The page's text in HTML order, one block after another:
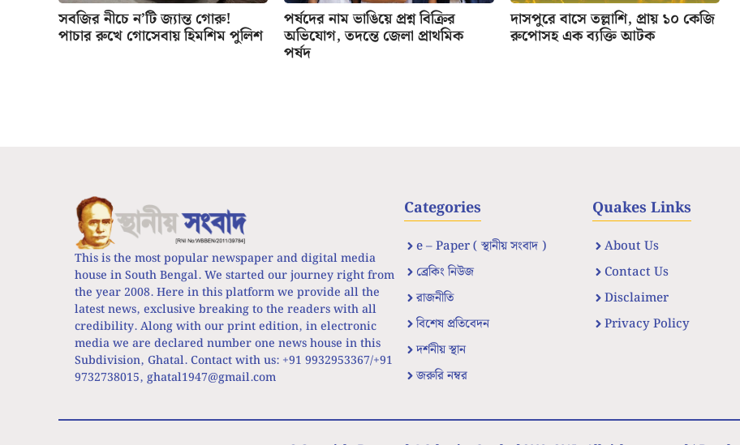
সবজির নীচে ন’টি জ্যান্ত গোরু!
পাচার রুখে গোসেবায় হিমশিম পুলিশ
পর্ষদের নাম ভাঙিয়ে প্রশ্ন বিক্রির
অভিযোগ, তদন্তে জেলা প্রাথমিক
পর্ষদ
দাসপুরে বাসে তল্লাশি, প্রায় ১০ কেজি
রুপোসহ এক ব্যক্তি আটক
This is the most popular newspaper and digital media
house in South Bengal. We started our journey right from
the year 2008. Here in this platform we provide all the
latest news, exclusive breaking to the readers with all
credibility. Along with our print edition, in electronic
media we are declared number one news house in this
Subdivision, Ghatal. Contact with us: +91 9932953367/+91
9732738015, ghatal1947@gmail.com
Categories
e – Paper ( স্থানীয় সংবাদ )
ব্রেকিং নিউজ
রাজনীতি
বিশেষ প্রতিবেদন
দর্শনীয় স্থান
জরুরি নম্বর
Quakes Links
About Us
Contact Us
Disclaimer
Privacy Policy